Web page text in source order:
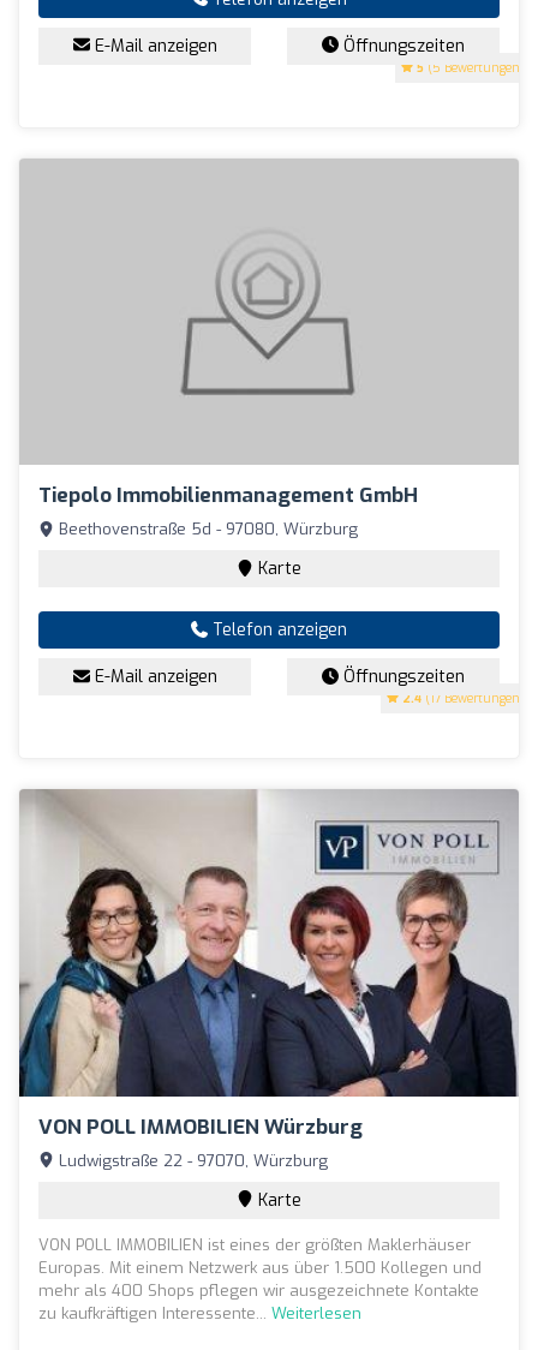
5 (5 Bewertungen)
E-Mail anzeigen Öffnungszeiten
Tiepolo Immobilienmanagement GmbH
2.4 (17 Bewertungen)
Beethovenstraße 5d - 97080, Würzburg
Karte
Telefon anzeigen
E-Mail anzeigen Öffnungszeiten
VON POLL IMMOBILIEN Würzburg
Ludwigstraße 22 - 97070, Würzburg
Karte
VON POLL IMMOBILIEN ist eines der größten Maklerhäuser
Europas. Mit einem Netzwerk aus über 1.500 Kollegen und
mehr als 400 Shops pflegen wir ausgezeichnete Kontakte
zu kaufkräftigen Interessente... Weiterlesen